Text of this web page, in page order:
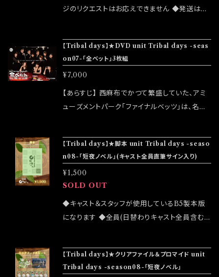
貴也 (Tribal days) 【当日制作】桑田 真樹 ◆
なります
ジのリクエストはお応えできません ◆発送はラ
実にお手にしたいお客様はこちらのオンラインシ
ョップでのご注文をお願い致します ◆発送は20
24/03/02 イベント「大感謝祭」後になります
【Tribal days】★DVD unit Tribal days -seas
on07-「全ベット」3枚組
¥7,000
【あらすじ】 西麻布でかつて繁盛していた、アミ
ューズメントパーク「ファイナルベッツ」は、名前
かい鮫島家のみんな。 娘の結婚から増えていく、
楽しい家族。 店で働く、元気なスタッフ。 一人ず
つ分かっていく、ここまでの道のり。 孤独。淋し
さ。恐れ。後悔。 どんなに穏やかでも、誰もが想
いを背負っている。 アミューズメントパーク「ファ
イナルベッツ」を取り巻くみんなの、次の人生へ
1/03(木)18:30 11/04(金)18:30 11/05(土)12:0
0/17:00 11/06(日)12:00/17:00 【大感謝祭】20
【Tribal days】★脚本 unit Tribal days -seaso
n08-「短夜ノベル」(キャスト全員直筆サイン入り)
¥1,500
SOLD OUT
◆キャスト＆スタッフが使用しているB5製本版
になります ◆全員(日替わりキャスト全員含む)
も販売致しますが売切になる可能性がございま
す ◆確実にお手にしたいお客様はこちらのオン
【Tribal days】★クリアファイル＆プロマイド unit
Tribal days -season08-「短夜ノベル」